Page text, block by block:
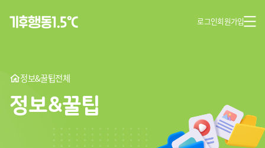
로그인회원가입
정보&꿀팁전체
정보&꿀팁